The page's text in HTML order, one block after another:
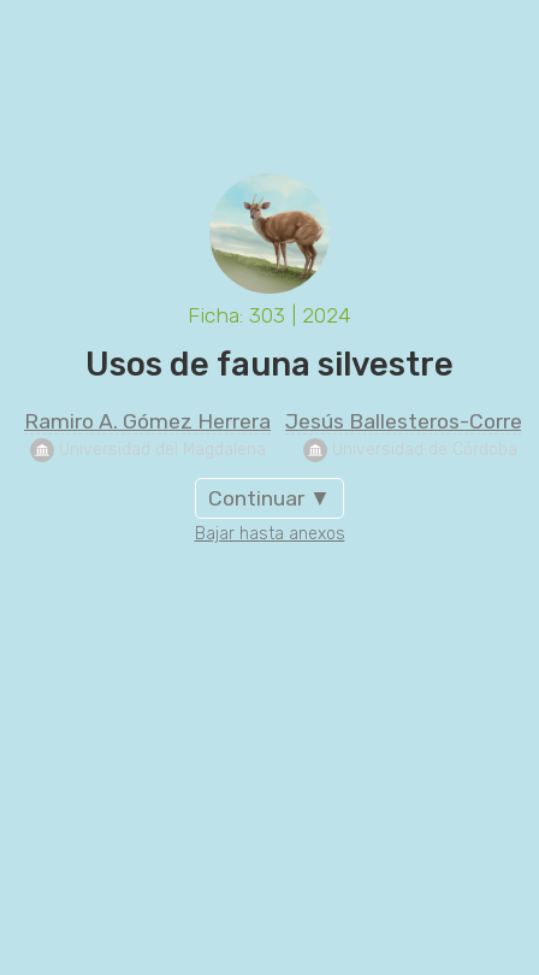
Ficha: 303 | 2024
Usos de fauna silvestre
Ramiro A. Gómez Herrera
Universidad del Magdalena
Jesús Ballesteros-Correa
Universidad de Córdoba
Continuar ▼
Bajar hasta anexos